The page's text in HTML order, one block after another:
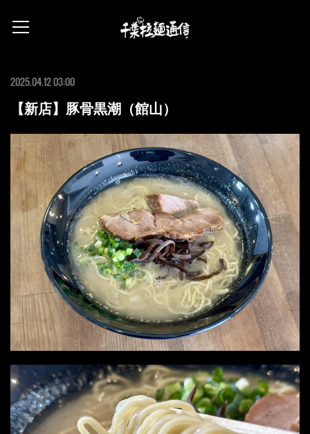
2025.04.12 03:00
【新店】豚骨黒潮（館山）